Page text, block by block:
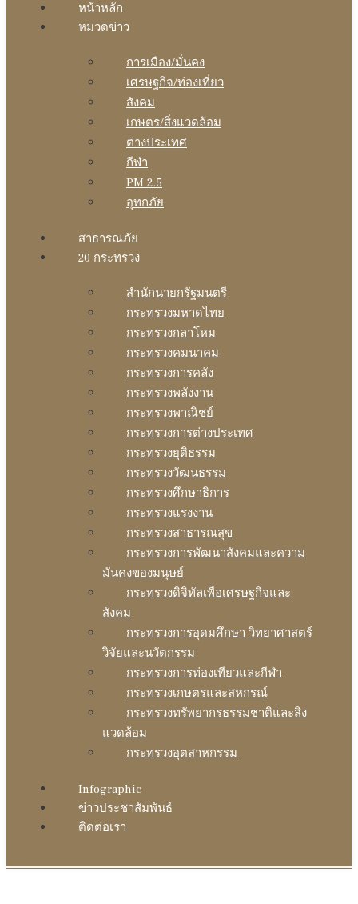
หน้าหลัก
หมวดข่าว
การเมือง/มั่นคง
เศรษฐกิจ/ท่องเที่ยว
สังคม
เกษตร/สิ่งแวดล้อม
ต่างประเทศ
กีฬา
PM 2.5
อุทกภัย
สาธารณภัย
20 กระทรวง
สํานักนายกรัฐมนตรี
กระทรวงมหาดไทย
กระทรวงกลาโหม
กระทรวงคมนาคม
กระทรวงการคลัง
กระทรวงพลังงาน
กระทรวงพาณิชย์
กระทรวงการต่างประเทศ
กระทรวงยุติธรรม
กระทรวงวัฒนธรรม
กระทรวงศึกษาธิการ
กระทรวงแรงงาน
กระทรวงสาธารณสุข
กระทรวงการพัฒนาสังคมและความ
มันคงของมนุษย์
กระทรวงดิจิทัลเพือเศรษฐกิจและ
สังคม
กระทรวงการอุดมศึกษา วิทยาศาสตร์
วิจัยและนวัตกรรม
กระทรวงการท่องเทียวและกีฬา
กระทรวงเกษตรและสหกรณ์
กระทรวงทรัพยากรธรรมชาติและสิง
แวดล้อม
กระทรวงอุตสาหกรรม
Infographic
ข่าวประชาสัมพันธ์
ติดต่อเรา